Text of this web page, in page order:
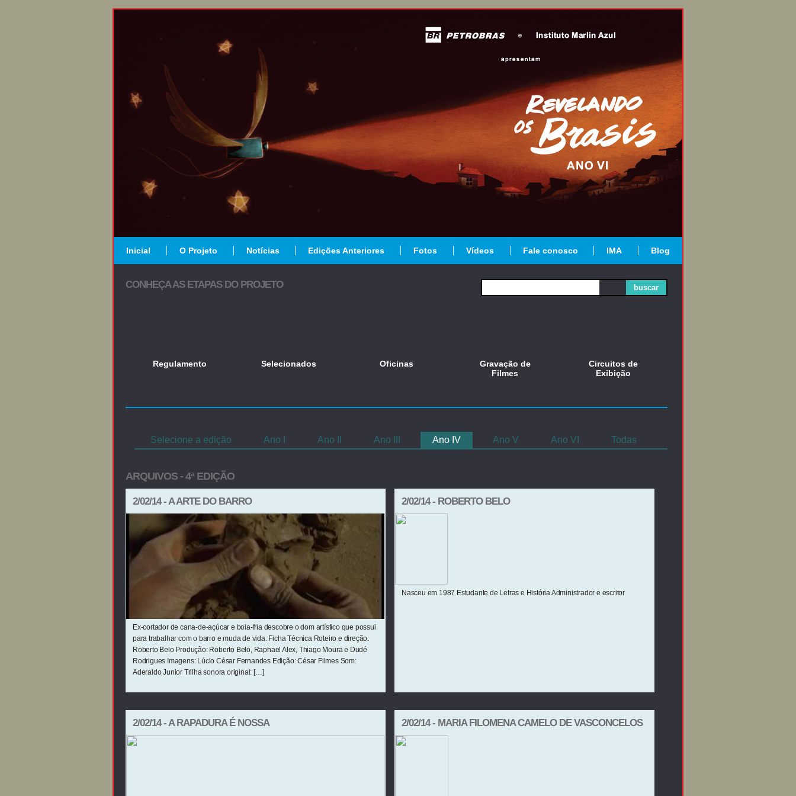
Inicial O Projeto Notícias Edições Anteriores Fotos Vídeos Fale conosco IMA Blog
buscar
CONHEÇA AS ETAPAS DO PROJETO
Regulamento Selecionados Oficinas
Gravação de
Filmes
Circuitos de
Exibição
Selecione a edição Ano I Ano II Ano III Ano IV Ano V Ano VI Todas
ARQUIVOS - 4ª EDIÇÃO
2/02/14 - A ARTE DO BARRO
Ex-cortador de cana-de-açúcar e boia-fria descobre o dom artístico que possui
para trabalhar com o barro e muda de vida. Ficha Técnica Roteiro e direção:
Roberto Belo Produção: Roberto Belo, Raphael Alex, Thiago Moura e Dudé
Rodrigues Imagens: Lúcio César Fernandes Edição: César Filmes Som:
Aderaldo Junior Trilha sonora original: […]
2/02/14 - ROBERTO BELO
Nasceu em 1987 Estudante de Letras e História Administrador e escritor
2/02/14 - A RAPADURA É NOSSA 2/02/14 - MARIA FILOMENA CAMELO DE VASCONCELOS